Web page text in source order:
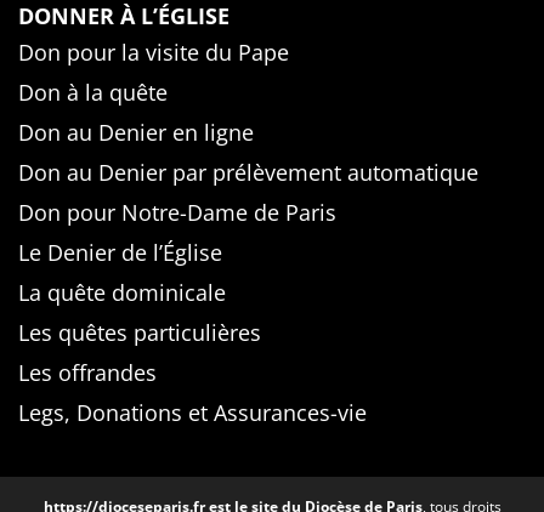
DONNER À L’ÉGLISE
Don pour la visite du Pape
Don à la quête
Don au Denier en ligne
Don au Denier par prélèvement automatique
Don pour Notre-Dame de Paris
Le Denier de l’Église
La quête dominicale
Les quêtes particulières
Les offrandes
Legs, Donations et Assurances-vie
https://dioceseparis.frest le site du Diocèse de Paris, tous droits